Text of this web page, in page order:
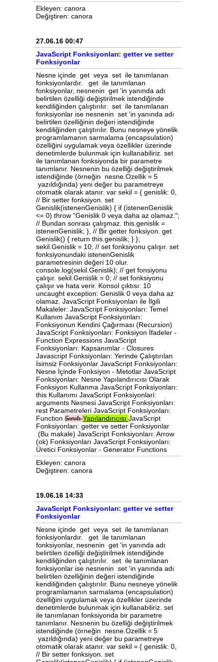
Ekleyen: canora
Değiştiren: canora
27.06.16 00:47
JavaScript Fonksiyonları: getter ve setter
Fonksiyonlar
Nesne içinde get veya set ile tanımlanan
fonksiyonlardır. get ile tanımlanan
fonksiyonlar, nesnenin get 'in yanında adı
belirtilen özelliği değiştirilmek istendiğinde
kendiliğinden çalıştırılır. set ile tanımlanan
fonksiyonlar ise nesnenin set 'in yanında adı
belirtilen özelliğinin değeri istendiğinde
kendiliğinden çalıştırılır. Bunu nesneye yönelik
programlamanın sarmalama (encapsulation)
özelliğini uygulamak veya özellikler üzerinde
denetimlerde bulunmak için kullanabiliriz. set
ile tanımlanan fonksiyonda bir parametre
tanımlanır. Nesnenin bu özelliği değiştirilmek
istendiğinde (örneğin nesne.Ozellik = 5
yazıldığında) yeni değer bu parametreye
otomatik olarak atanır. var sekil = { genislik: 0,
// Bir setter fonksiyon. set
Genislik(istenenGenislik) { if (istenenGenislik
<= 0) throw "Genislik 0 veya daha az olamaz.";
// Bundan sonrası çalışmaz. this.genislik =
istenenGenislik; }, // Bir getter fonksiyon. get
Genislik() { return this.genislik; } };
sekil.Genislik = 10; // set fonksiyonu çalışır. set
fonksiyonundaki istenenGenislik
parametresinin değeri 10 olur.
console.log(sekil.Genislik); // get fonsiyonu
çalışır. sekil.Genislik = 0; // set fonksiyonu
çalışır ve hata verir. Konsol çıktısı: 10
uncaught exception: Genislik 0 veya daha az
olamaz. JavaScript Fonksiyonları ile İlgili
Makaleler: JavaScript Fonksiyonları: Temel
Kullanım JavaScript Fonksiyonları:
Fonksiyonun Kendini Çağırması (Recursion)
JavaScript Fonksiyonları: Fonksiyon İfadeler -
Function Expressions JavaScript
Fonksiyonları: Kapsanımlar - Closures
Javascript Fonksiyonları: Yerinde Çalıştırılan
İsimsiz Fonksiyonlar JavaScript Fonksiyonları:
Nesne İçinde Fonksiyon - Metotlar JavaScript
Fonksiyonları: Nesne Yapılandırıcısı Olarak
Fonksiyon Kullanma JavaScript Fonksiyonları:
this Kullanımı JavaScript Fonksiyonlari:
arguments Nesnesi JavaScript Fonksiyonları:
rest Parametreleri JavaScript Fonksiyonları:
Function SınıfıYapılandırıcısı JavaScript
Fonksiyonları: getter ve setter Fonksiyonlar
(Bu makale) JavaScript Fonksiyonları: Arrow
(ok) Fonksiyonları JavaScript Fonksiyonları:
Üretici Fonksiyonlar - Generator Functions
Ekleyen: canora
Değiştiren: canora
19.06.16 14:33
JavaScript Fonksiyonları: getter ve setter
Fonksiyonlar
Nesne içinde get veya set ile tanımlanan
fonksiyonlardır. get ile tanımlanan
fonksiyonlar, nesnenin get 'in yanında adı
belirtilen özelliği değiştirilmek istendiğinde
kendiliğinden çalıştırılır. set ile tanımlanan
fonksiyonlar ise nesnenin set 'in yanında adı
belirtilen özelliğinin değeri istendiğinde
kendiliğinden çalıştırılır. Bunu nesneye yönelik
programlamanın sarmalama (encapsulation)
özelliğini uygulamak veya özellikler üzerinde
denetimlerde bulunmak için kullanabiliriz. set
ile tanımlanan fonksiyonda bir parametre
tanımlanır. Nesnenin bu özelliği değiştirilmek
istendiğinde (örneğin nesne.Ozellik = 5
yazıldığında) yeni değer bu parametreye
otomatik olarak atanır. var sekil = { genislik: 0,
// Bir setter fonksiyon. set